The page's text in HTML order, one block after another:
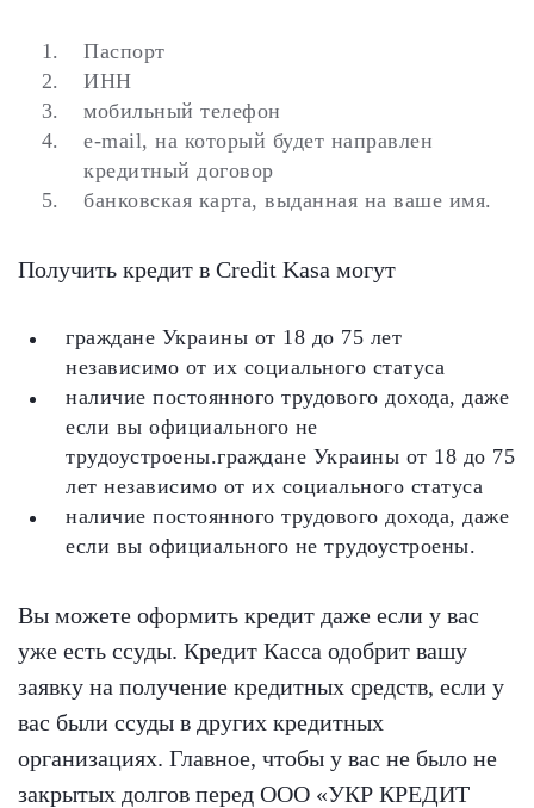
Паспорт
ИНН
мобильный телефон
e-mail, на который будет направлен
кредитный договор
банковская карта, выданная на ваше имя.
Получить кредит в Credit Kasa могут
граждане Украины от 18 до 75 лет
независимо от их социального статуса
наличие постоянного трудового дохода, даже
если вы официального не
трудоустроены.граждане Украины от 18 до 75
лет независимо от их социального статуса
наличие постоянного трудового дохода, даже
если вы официального не трудоустроены.
Вы можете оформить кредит даже если у вас
уже есть ссуды. Кредит Касса одобрит вашу
заявку на получение кредитных средств, если у
вас были ссуды в других кредитных
организациях. Главное, чтобы у вас не было не
закрытых долгов перед ООО «УКР КРЕДИТ